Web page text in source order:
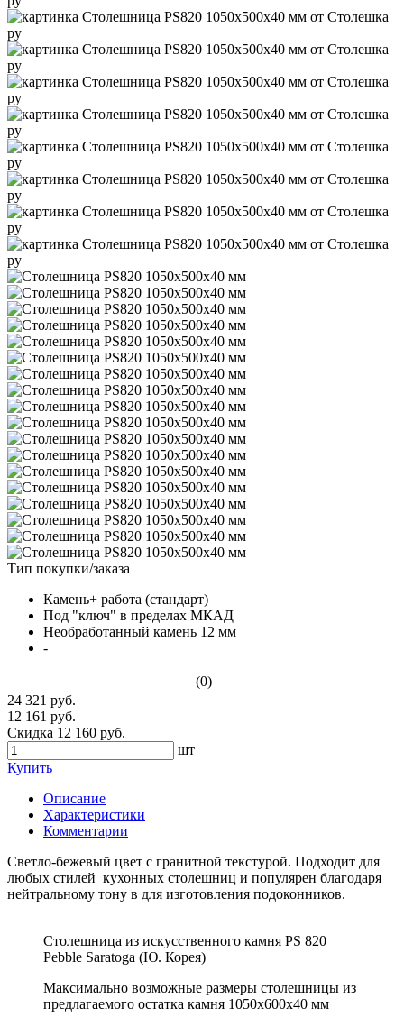
Тип покупки/заказа
Камень+ работа (стандарт)
Под "ключ" в пределах МКАД
Необработанный камень 12 мм
-
(0)
24 321 руб.
12 161 руб.
Скидка 12 160 руб.
шт
Купить
Описание
Характеристики
Комментарии
Светло-бежевый цвет с гранитной текстурой. Подходит для
любых стилей кухонных столешниц и популярен благодаря
нейтральному тону в для изготовления подоконников.
Столешница из искусственного камня PS 820
Pebble Saratoga (Ю. Корея)
Максимально возможные размеры столешницы из
предлагаемого остатка камня 1050х600х40 мм